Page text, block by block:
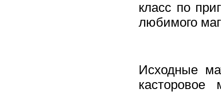
класс по
любимого
Исходные